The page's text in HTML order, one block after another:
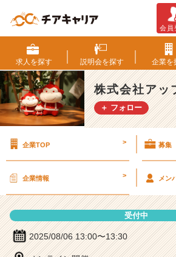
式
会
社
ア
ッ
プ
明
細
|
ベ
ン
会員
求人を探す 説明会を探す 企業を
株式会社アッ
＋ フォロー
企業TOP > 募集
企業情報 > メン
受付中
2025/08/06 13:00〜13:30